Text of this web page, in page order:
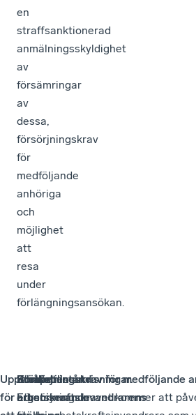
en
straffsanktionerad
anmälningsskyldighet
av
försämringar
av
dessa,
försörjningskrav
för
medföljande
anhöriga
och
möjlighet
att
resa
under
förlängningsansökan.
Uppehållstillstånd
för
Kompetensutvisningar.
Ett
Brottet
organiserande
Stärka
arbetskraftsinvandrarens
Försörjningskrav för medföljande
Försörjningskravet kommer att